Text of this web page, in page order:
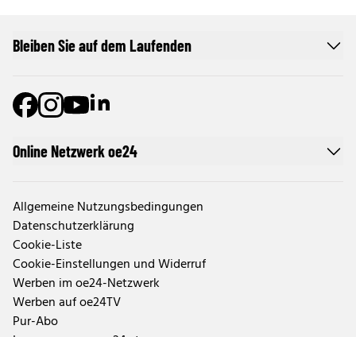
Online Netzwerk oe24
Allgemeine Nutzungsbedingungen
Datenschutzerklärung
Cookie-Liste
Cookie-Einstellungen und Widerruf
Werben im oe24-Netzwerk
Werben auf oe24TV
Pur-Abo
Bleiben Sie auf dem Laufenden